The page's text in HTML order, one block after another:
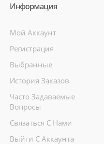
Информация
Мой Аккаунт
Регистрация
Выбранные
История Заказов
Часто Задаваемые
Вопросы
Связаться С Нами
Выйти С Аккаунта